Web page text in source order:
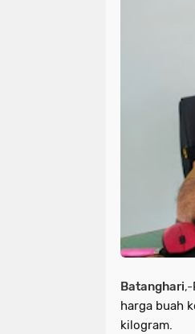
Batanghari,-
harga buah
kilogram.